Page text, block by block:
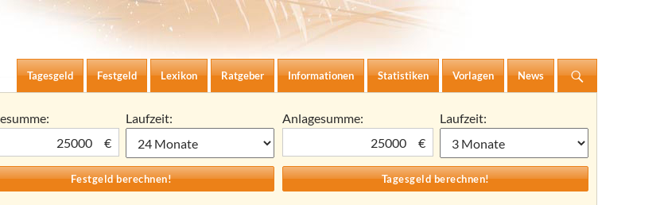
Zinsen berechnen
Zum Inhalt springen
Tagesgeld
Festgeld Lexikon Ratgeber Informationen Statistiken Vorlagen News
€
Laufzeit:
Anlagesumme:
€
Laufzeit: